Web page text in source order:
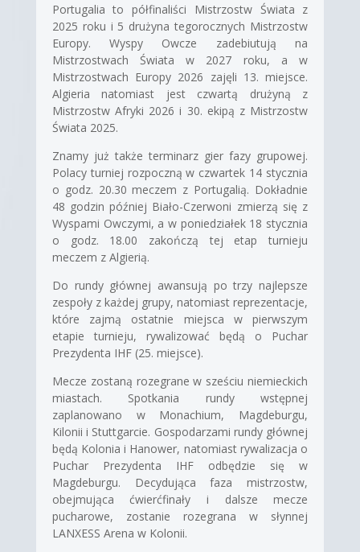
Portugalia to półfinaliści Mistrzostw Świata z
2025 roku i 5 drużyna tegorocznych Mistrzostw
Europy. Wyspy Owcze zadebiutują na
Mistrzostwach Świata w 2027 roku, a w
Mistrzostwach Europy 2026 zajęli 13. miejsce.
Algieria natomiast jest czwartą drużyną z
Mistrzostw Afryki 2026 i 30. ekipą z Mistrzostw
Świata 2025.
Znamy już także terminarz gier fazy grupowej.
Polacy turniej rozpoczną w czwartek 14 stycznia
o godz. 20.30 meczem z Portugalią. Dokładnie
48 godzin później Biało-Czerwoni zmierzą się z
Wyspami Owczymi, a w poniedziałek 18 stycznia
o godz. 18.00 zakończą tej etap turnieju
meczem z Algierią.
Do rundy głównej awansują po trzy najlepsze
zespoły z każdej grupy, natomiast reprezentacje,
które zajmą ostatnie miejsca w pierwszym
etapie turnieju, rywalizować będą o Puchar
Prezydenta IHF (25. miejsce).
Mecze zostaną rozegrane w sześciu niemieckich
miastach. Spotkania rundy wstępnej
zaplanowano w Monachium, Magdeburgu,
Kilonii i Stuttgarcie. Gospodarzami rundy głównej
będą Kolonia i Hanower, natomiast rywalizacja o
Puchar Prezydenta IHF odbędzie się w
Magdeburgu. Decydująca faza mistrzostw,
obejmująca ćwierćfinały i dalsze mecze
pucharowe, zostanie rozegrana w słynnej
LANXESS Arena w Kolonii.